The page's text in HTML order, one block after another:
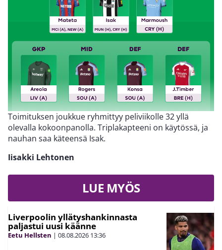
Toimituksen joukkue ryhmittyy peliviikolle 32 yllä
olevalla kokoonpanolla. Triplakapteeni on käytössä, ja
nauhan saa käteensä Isak.
Iisakki Lehtonen
LUE MYÖS
Liverpoolin yllätyshankinnasta
paljastui uusi käänne
Eetu Hellsten | 08.08.2026 13:36